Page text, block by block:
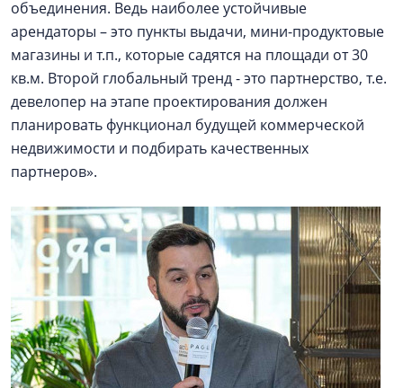
объединения. Ведь наиболее устойчивые
арендаторы – это пункты выдачи, мини-продуктовые
магазины и т.п., которые садятся на площади от 30
кв.м. Второй глобальный тренд - это партнерство, т.е.
девелопер на этапе проектирования должен
планировать функционал будущей коммерческой
недвижимости и подбирать качественных
партнеров».